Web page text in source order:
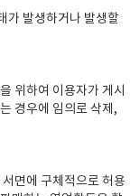
가 발생하거나 발생할
위하여 이용자가 게시
경우에 임의로 삭제,
면에 구체적으로 허용